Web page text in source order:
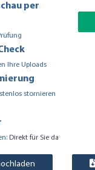
per
Ihre Uploads
stornieren
Direkt für Sie da